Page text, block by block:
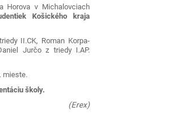
Horova v Michalovciach
Košického kraja
II.CK, Roman Korpa-
Jurčo z triedy I.AP.
mieste.
školy.
(Erex)